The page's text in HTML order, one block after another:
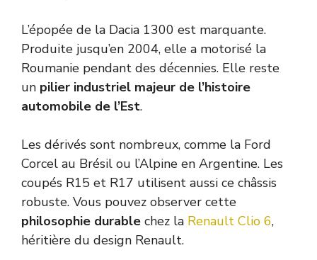
L’épopée de la Dacia 1300 est marquante.
Produite jusqu’en 2004, elle a motorisé la
Roumanie pendant des décennies. Elle reste
un pilier industriel majeur de l’histoire
automobile de l’Est.
Les dérivés sont nombreux, comme la Ford
Corcel au Brésil ou l’Alpine en Argentine. Les
coupés R15 et R17 utilisent aussi ce châssis
robuste. Vous pouvez observer cette
philosophie durable chez la Renault Clio 6,
héritière du design Renault.